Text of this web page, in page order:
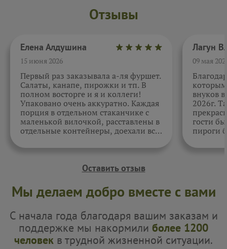
Отзывы
Елена Алдушина
15 июня 2026
Первый раз заказывала а-ля фуршет.
Салаты, канапе, пирожки и тп. В
полном восторге и я и коллеги!
Упаковано очень аккуратно. Каждая
порция в отдельном стаканчике с
маленькой вилочкой, расставлены в
отдельные контейнеры, доехали все
спасибо за внимательность к датам.
09 мая
внуков
2026г.
гости
пироги
Оставить отзыв
Мы делаем добро вместе с вами
С начала года благодаря вашим заказам и
поддержке мы накормили более 1200
человек в трудной жизненной ситуации.